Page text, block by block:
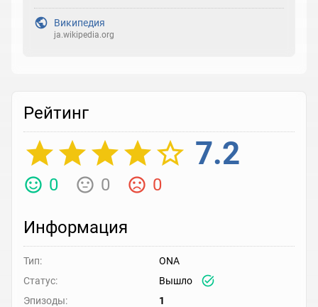
Википедия
ja.wikipedia.org
Рейтинг
7.2
0 0 0
Информация
Тип:
ONA
Статус:
Вышло
Эпизоды:
1